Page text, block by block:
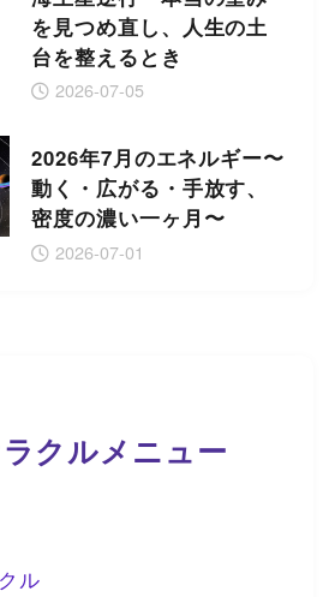
を見つめ直し、人生の土
台を整えるとき
2026-07-05
2026年7月のエネルギー〜
動く・広がる・手放す、
密度の濃い一ヶ月〜
2026-07-01
クルメニュー
ル